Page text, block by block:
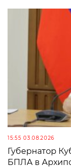
15:55 03.08.2026
Губернатор
БПЛА в